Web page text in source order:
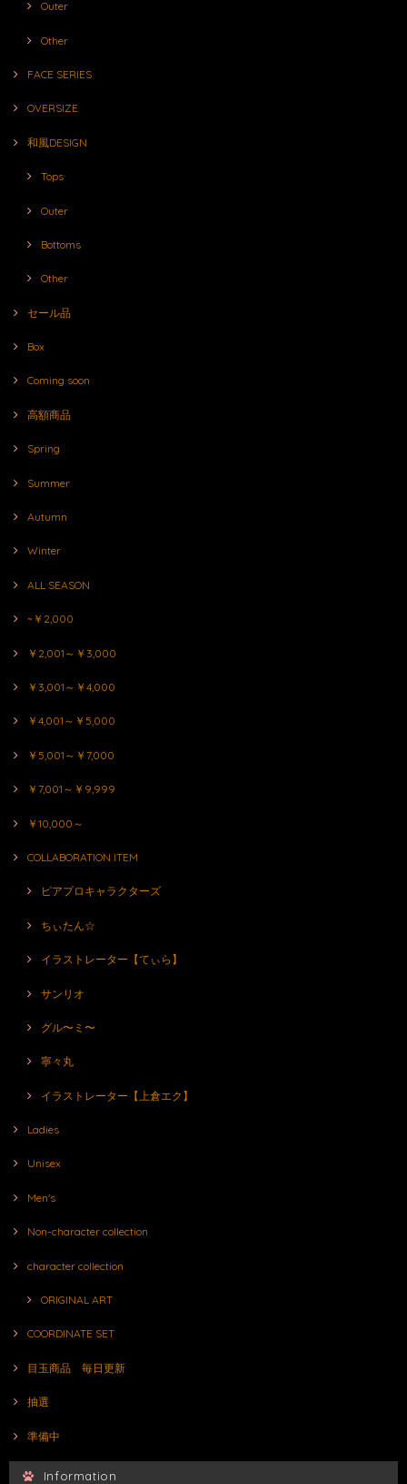
Outer
Other
FACE SERIES
OVERSIZE
和風DESIGN
Tops
Outer
Bottoms
Other
セール品
Box
Coming soon
高額商品
Spring
Summer
Autumn
Winter
ALL SEASON
~￥2,000
￥2,001～￥3,000
￥3,001～￥4,000
￥4,001～￥5,000
￥5,001～￥7,000
￥7,001～￥9,999
￥10,000～
COLLABORATION ITEM
ピアプロキャラクターズ
ちぃたん☆
イラストレーター【てぃら】
サンリオ
グル〜ミ〜
寧々丸
イラストレーター【上倉エク】
Ladies
Unisex
Men's
Non-character collection
character collection
ORIGINAL ART
COORDINATE SET
目玉商品 毎日更新
抽選
準備中
Information